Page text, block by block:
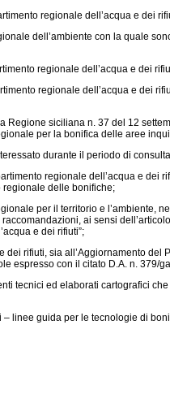
regionale dell’acqua e
dell’ambiente con la quale
regionale dell’acqua e dei
regionale dell’acqua e dei
Regione siciliana n. 37 del 12
per la bonifica delle aree
durante il periodo di
regionale dell’acqua e
regionale delle bonifiche;
per il territorio e
ai sensi
e dei rifiuti”;
rifiuti, sia all’Aggiornamento
espresso con il citato D.A. n. 379/
tecnici ed elaborati cartografici
linee guida per le tecnologie di